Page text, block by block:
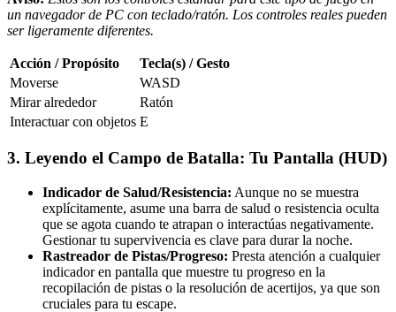
un navegador de PC con teclado/ratón. Los controles reales pueden
ser ligeramente diferentes.
Acción / Propósito
Tecla(s) / Gesto
Moverse
WASD
Mirar alrededor
Ratón
Interactuar con objetos E
3. Leyendo el Campo de Batalla: Tu Pantalla (HUD)
Indicador de Salud/Resistencia: Aunque no se muestra
explícitamente, asume una barra de salud o resistencia oculta
que se agota cuando te atrapan o interactúas negativamente.
Gestionar tu supervivencia es clave para durar la noche.
Rastreador de Pistas/Progreso: Presta atención a cualquier
indicador en pantalla que muestre tu progreso en la
recopilación de pistas o la resolución de acertijos, ya que son
cruciales para tu escape.